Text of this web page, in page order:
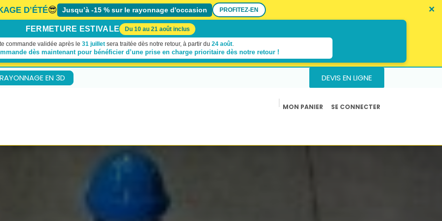
×
D’ÉTÉ😎 Jusqu’à -15 % sur le rayonnage d'occasion PROFITEZ-EN
FERMETURE ESTIVALE Du 10 au 21 août inclus
commande validée après le 31 juillet sera traitée dès notre retour, à partir du 24 août.
dès maintenant pour bénéficier d’une prise en charge prioritaire dès notre retour !
EN 3D DEVIS EN LIGNE
MON PANIER SE CONNECTER
×
×